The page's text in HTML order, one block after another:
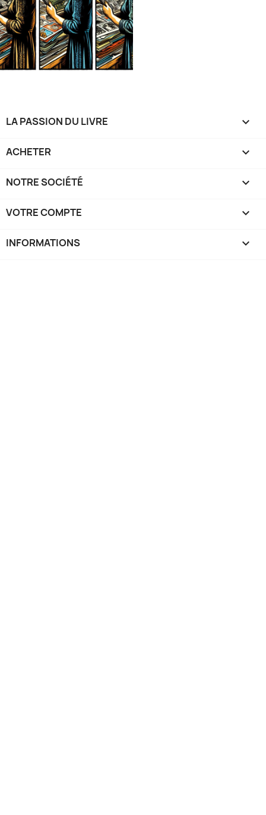
LA PASSION DU LIVRE 
ACHETER 
NOTRE SOCIÉTÉ 
VOTRE COMPTE 
INFORMATIONS keyboard_arrow_down